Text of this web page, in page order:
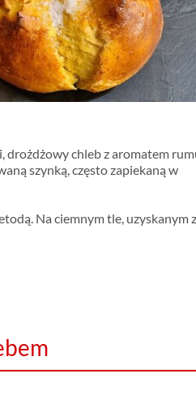
drożdżowy chleb z aromatem
szynką, często zapiekaną w
Na ciemnym tle, uzyskanym z